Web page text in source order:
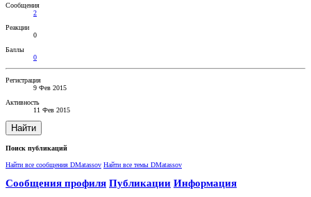
Сообщения
2
Реакции
0
Баллы
0
Регистрация
9 Фев 2015
Активность
11 Фев 2015
Найти
Поиск публикаций
Найти все сообщения DMatassov Найти все темы DMatassov
Сообщения профиля Публикации Информация